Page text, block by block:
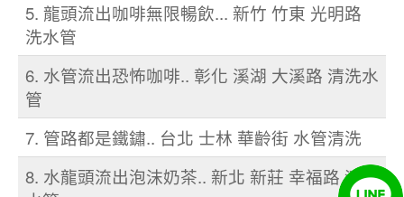
5. 龍頭流出咖啡無限暢飲... 新竹 竹東 光明路
洗水管
6. 水管流出恐怖咖啡.. 彰化 溪湖 大溪路 清洗水
管
7. 管路都是鐵鏽.. 台北 士林 華齡街 水管清洗
8. 水龍頭流出泡沫奶茶.. 新北 新莊 幸福路 清洗